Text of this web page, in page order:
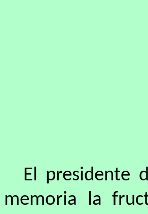
El presidente
memoria la